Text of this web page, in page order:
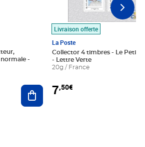
Ajouter au panier
Livraison offerte
La Poste
Collector 4 timbres - Le Petit
- Lettre Verte
20g / France
7,50€